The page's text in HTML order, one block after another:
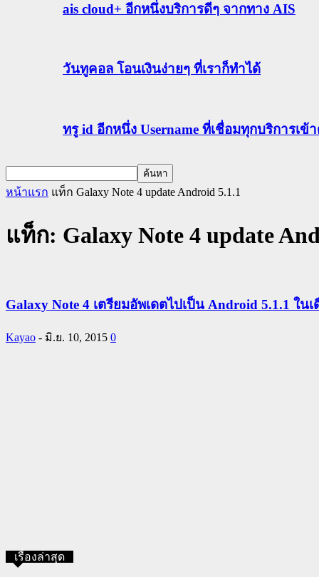
ais cloud+ อีกหนึ่งบริการดีๆ จากทาง AIS
วันทูคอล โอนเงินง่ายๆ ที่เราก็ทำได้
ทรู id อีกหนึ่ง Username ที่เชื่อมทุกบริการเข้
หน้าแรก แท็ก Galaxy Note 4 update Android 5.1.1
แท็ก: Galaxy Note 4 update
Galaxy Note 4 เตรียมอัพเดตไปเป็น Android 5.1.1 ใน
Kayao - มิ.ย. 10, 2015 0
เรื่องล่าสุด